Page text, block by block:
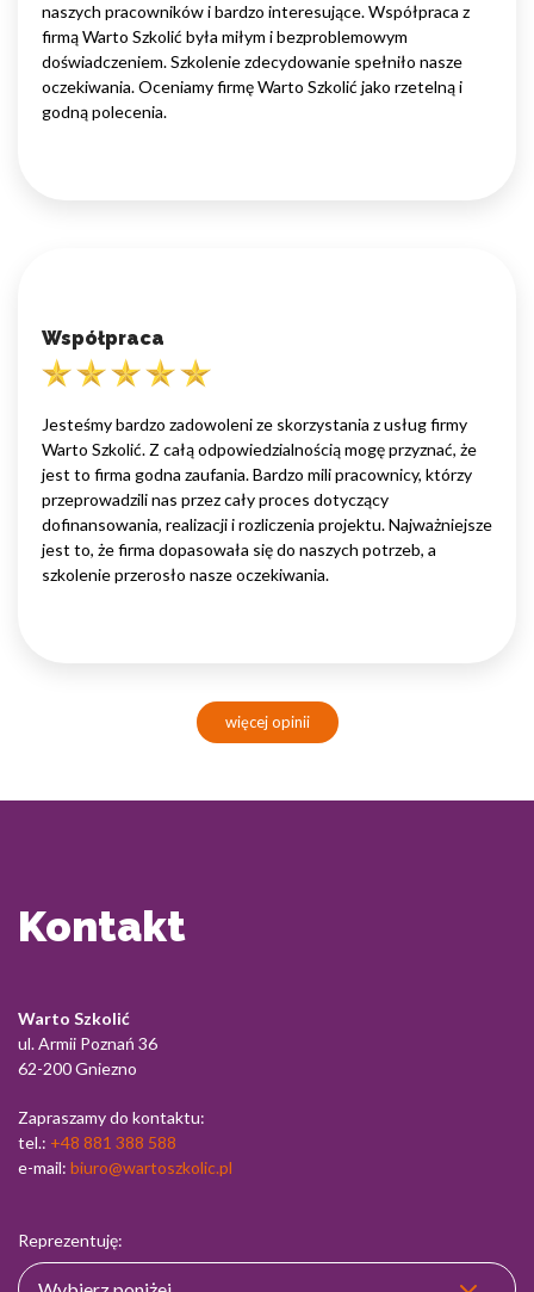
naszych pracowników i bardzo interesujące. Współpraca z
firmą Warto Szkolić była miłym i bezproblemowym
doświadczeniem. Szkolenie zdecydowanie spełniło nasze
oczekiwania. Oceniamy firmę Warto Szkolić jako rzetelną i
godną polecenia.
Współpraca
Jesteśmy bardzo zadowoleni ze skorzystania z usług firmy
Warto Szkolić. Z całą odpowiedzialnością mogę przyznać, że
jest to firma godna zaufania. Bardzo mili pracownicy, którzy
przeprowadzili nas przez cały proces dotyczący
dofinansowania, realizacji i rozliczenia projektu. Najważniejsze
jest to, że firma dopasowała się do naszych potrzeb, a
szkolenie przerosło nasze oczekiwania.
więcej opinii
Kontakt
Warto Szkolić
ul. Armii Poznań 36
62-200 Gniezno
Zapraszamy do kontaktu:
tel.: +48 881 388 588
e-mail: biuro@wartoszkolic.pl
Reprezentuję: